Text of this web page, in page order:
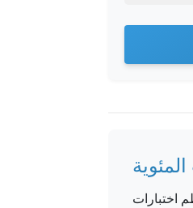
اختبارات